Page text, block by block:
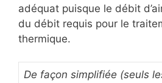
adéquat puisque le débit
du débit requis pour le
thermique.
De façon simplifiée (seuls